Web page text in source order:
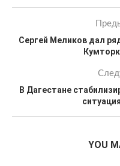
Сергей Меликов дал
В Дагестане
YOU